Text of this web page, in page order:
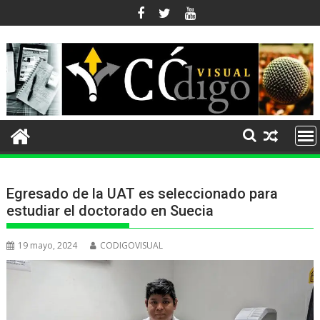
al
contenido
Egresado de la UAT es seleccionado para
estudiar el doctorado en Suecia
19 mayo, 2024 CODIGOVISUAL